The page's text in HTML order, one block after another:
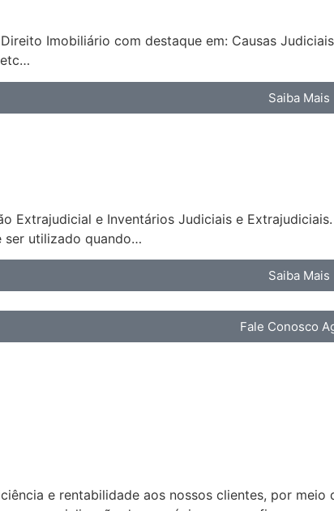
Imobiliário com destaque em: Causas
etc…
Saiba Mais
Extrajudicial e Inventários Judiciais e
ser utilizado quando…
Saiba Mais
Fale Conosco
e rentabilidade aos nossos clientes, por